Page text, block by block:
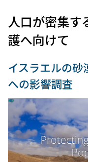
人口が密集す
護へ向けて
イスラエルの砂
への影響調査